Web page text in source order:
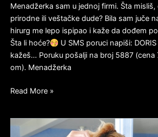
Menadžerka sam u jednoj firmi. Šta misliš,
prirodne ili veštačke dude? Bila sam juče
hirurg me lepo ispipao i kaže da dođem
Šta li hoće?
U SMS poruci napiši:
kažeš… Poruku pošalji na broj 5887 (cena
om). Menadžerka
Read More »
BEJBISITERKA